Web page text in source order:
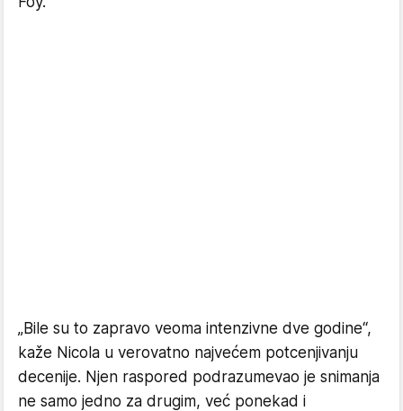
​„Bile su to zapravo veoma intenzivne dve godine“,
kaže Nicola u verovatno najvećem potcenjivanju
decenije. Njen raspored podrazumevao je snimanja
ne samo jedno za drugim, već ponekad i